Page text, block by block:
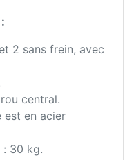
2 sans frein, avec
central.
est en acier
: 30 kg.